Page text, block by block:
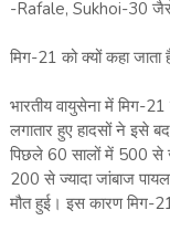
-Rafale, Sukhoi-30
मिग-21 को क्यों कहा जाता
भारतीय वायुसेना में मिग-
लगातार हुए हादसों ने इसे
पिछले 60 सालों में 500 से
200 से ज्यादा जांबाज
मौत हुई। इस कारण मिग-